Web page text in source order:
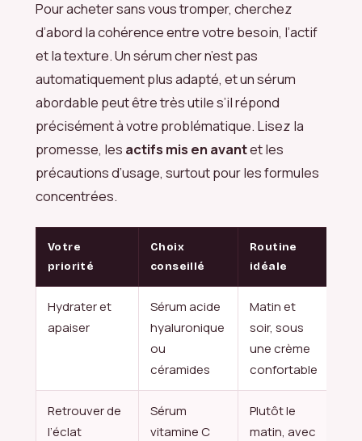
Pour acheter sans vous tromper, cherchez
d’abord la cohérence entre votre besoin, l’actif
et la texture. Un sérum cher n’est pas
automatiquement plus adapté, et un sérum
abordable peut être très utile s’il répond
précisément à votre problématique. Lisez la
promesse, les actifs mis en avantet les
précautions d’usage, surtout pour les formules
concentrées.
Votre
priorité
Choix
conseillé
Routine
idéale
Hydrater et
apaiser
Sérum acide
hyaluronique
ou
céramides
Matin et
soir, sous
une crème
confortable
Retrouver de
l’éclat
Sérum
vitamine C
Plutôt le
matin, avec